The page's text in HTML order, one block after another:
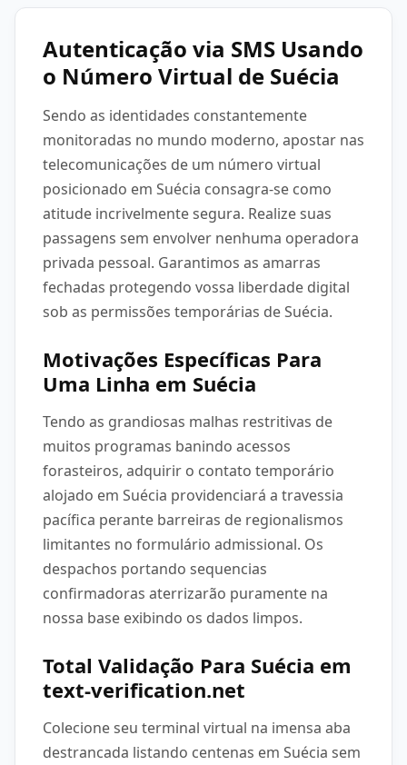
Autenticação via SMS Usando
o Número Virtual de Suécia
Sendo as identidades constantemente
monitoradas no mundo moderno, apostar nas
telecomunicações de um número virtual
posicionado em Suécia consagra-se como
atitude incrivelmente segura. Realize suas
passagens sem envolver nenhuma operadora
privada pessoal. Garantimos as amarras
fechadas protegendo vossa liberdade digital
sob as permissões temporárias de Suécia.
Motivações Específicas Para
Uma Linha em Suécia
Tendo as grandiosas malhas restritivas de
muitos programas banindo acessos
forasteiros, adquirir o contato temporário
alojado em Suécia providenciará a travessia
pacífica perante barreiras de regionalismos
limitantes no formulário admissional. Os
despachos portando sequencias
confirmadoras aterrizarão puramente na
nossa base exibindo os dados limpos.
Total Validação Para Suécia em
text-verification.net
Colecione seu terminal virtual na imensa aba
destrancada listando centenas em Suécia sem